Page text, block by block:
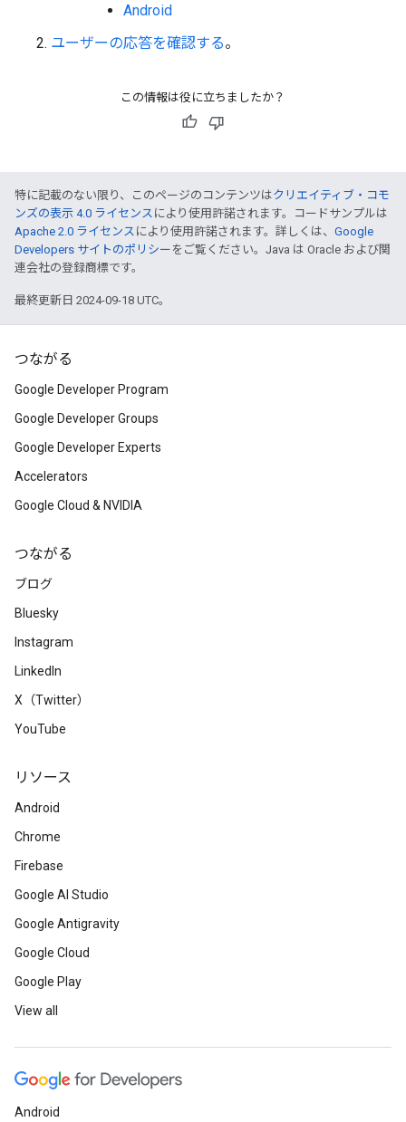
Android
ユーザーの応答を確認する。
この情報は役に立ちましたか？
特に記載のない限り、このページのコンテンツはクリエイティブ・コモ
ンズの表示 4.0 ライセンス により使用許諾されます。コードサンプルは
Apache 2.0 ライセンス により使用許諾されます。詳しくは、 Google
Developers サイトのポリシー をご覧ください。Java は Oracle および関
連会社の登録商標です。
最終更新日 2024-09-18 UTC。
つながる
Google Developer Program
Google Developer Groups
Google Developer Experts
Accelerators
Google Cloud & NVIDIA
つながる
ブログ
Bluesky
Instagram
LinkedIn
X（Twitter）
YouTube
リソース
Android
Chrome
Firebase
Google AI Studio
Google Antigravity
Google Cloud
Google Play
View all
Android